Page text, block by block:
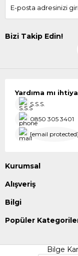
Bizi Takip Edin!
Yardıma mı
S.S.S.
0850 305 3401
[email protected]
Kurumsal
Alışveriş
Bilgi
Popüler
Bilge